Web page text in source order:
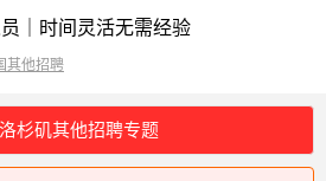
｜时间灵活无需经验
其他招聘
杉矶其他招聘专题